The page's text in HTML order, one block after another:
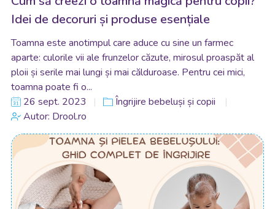
Idei de decoruri și produse esențiale
Toamna este anotimpul care aduce cu sine un farmec
aparte: culorile vii ale frunzelor căzute, mirosul proaspăt al
ploii și serile mai lungi și mai călduroase. Pentru cei mici,
toamna poate fi o...
26 sept. 2023
Îngrijire bebeluși și copii
Autor: Drool.ro